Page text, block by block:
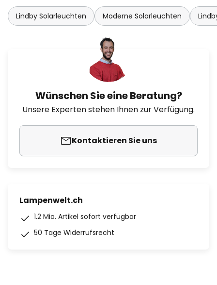
Lindby Solarleuchten Moderne Solarleuchten
Wünschen Sie eine Beratung?
Unsere Experten stehen Ihnen zur Verfügung.
Kontaktieren Sie uns
Lampenwelt.ch
1.2 Mio. Artikel sofort verfügbar
50 Tage Widerrufsrecht